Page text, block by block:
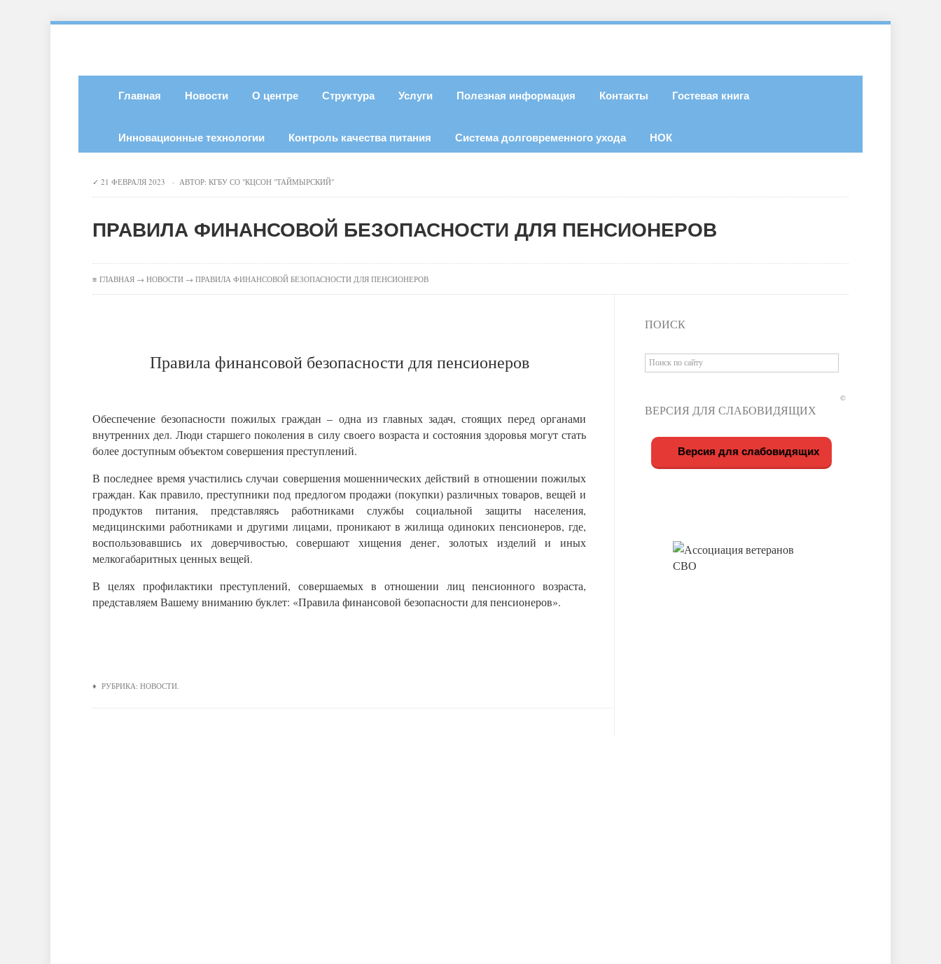
Главная Новости О центре Структура Услуги Полезная информация Контакты Гостевая книга
Инновационные технологии Контроль качества питания Система долговременного ухода НОК
21 ФЕВРАЛЯ 2023 · АВТОР: КГБУ СО "КЦСОН "ТАЙМЫРСКИЙ"
ПРАВИЛА ФИНАНСОВОЙ БЕЗОПАСНОСТИ ДЛЯ ПЕНСИОНЕРОВ
≡ ГЛАВНАЯ → НОВОСТИ → ПРАВИЛА ФИНАНСОВОЙ БЕЗОПАСНОСТИ ДЛЯ ПЕНСИОНЕРОВ
Правила финансовой безопасности для пенсионеров
Обеспечение безопасности пожилых граждан – одна из главных задач, стоящих перед органами
внутренних дел. Люди старшего поколения в силу своего возраста и состояния здоровья могут стать
более доступным объектом совершения преступлений.
В последнее время участились случаи совершения мошеннических действий в отношении пожилых
граждан. Как правило, преступники под предлогом продажи (покупки) различных товаров, вещей и
продуктов питания, представляясь работниками службы социальной защиты населения,
медицинскими работниками и другими лицами, проникают в жилища одиноких пенсионеров, где,
воспользовавшись их доверчивостью, совершают хищения денег, золотых изделий и иных
мелкогабаритных ценных вещей.
В целях профилактики преступлений, совершаемых в отношении лиц пенсионного возраста,
представляем Вашему вниманию буклет: «Правила финансовой безопасности для пенсионеров».
♦ РУБРИКА: НОВОСТИ.
ПОИСК
ВЕРСИЯ ДЛЯ СЛАБОВИДЯЩИХ
Версия для слабовидящих
©